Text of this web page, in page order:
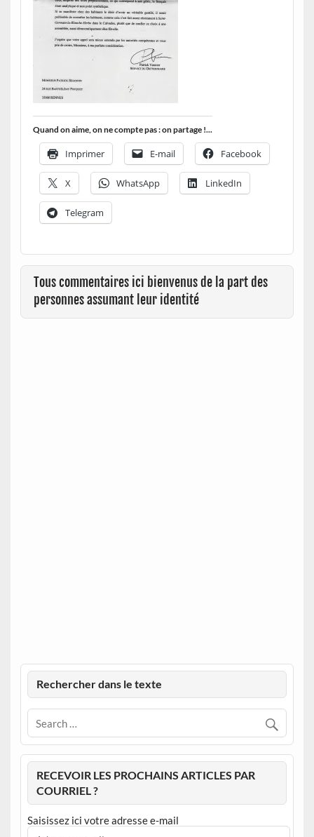
Quand on aime, on ne compte pas : on partage !...
Imprimer E-mail Facebook
X WhatsApp LinkedIn
Telegram
Tous commentaires ici bienvenus de la part des
personnes assumant leur identité
Rechercher dans le texte
RECEVOIR LES PROCHAINS ARTICLES PAR
COURRIEL ?
Saisissez ici votre adresse e-mail
Adresse